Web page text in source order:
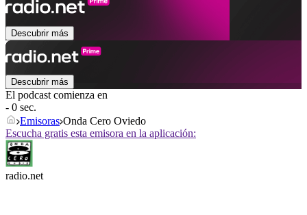
Descubrir más
Descubrir más
El podcast comienza en
- 0 sec.
Emisoras Onda Cero Oviedo
Escucha gratis esta emisora en la aplicación:
radio.net